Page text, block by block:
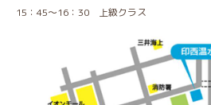
15：45～16：30 上級クラス